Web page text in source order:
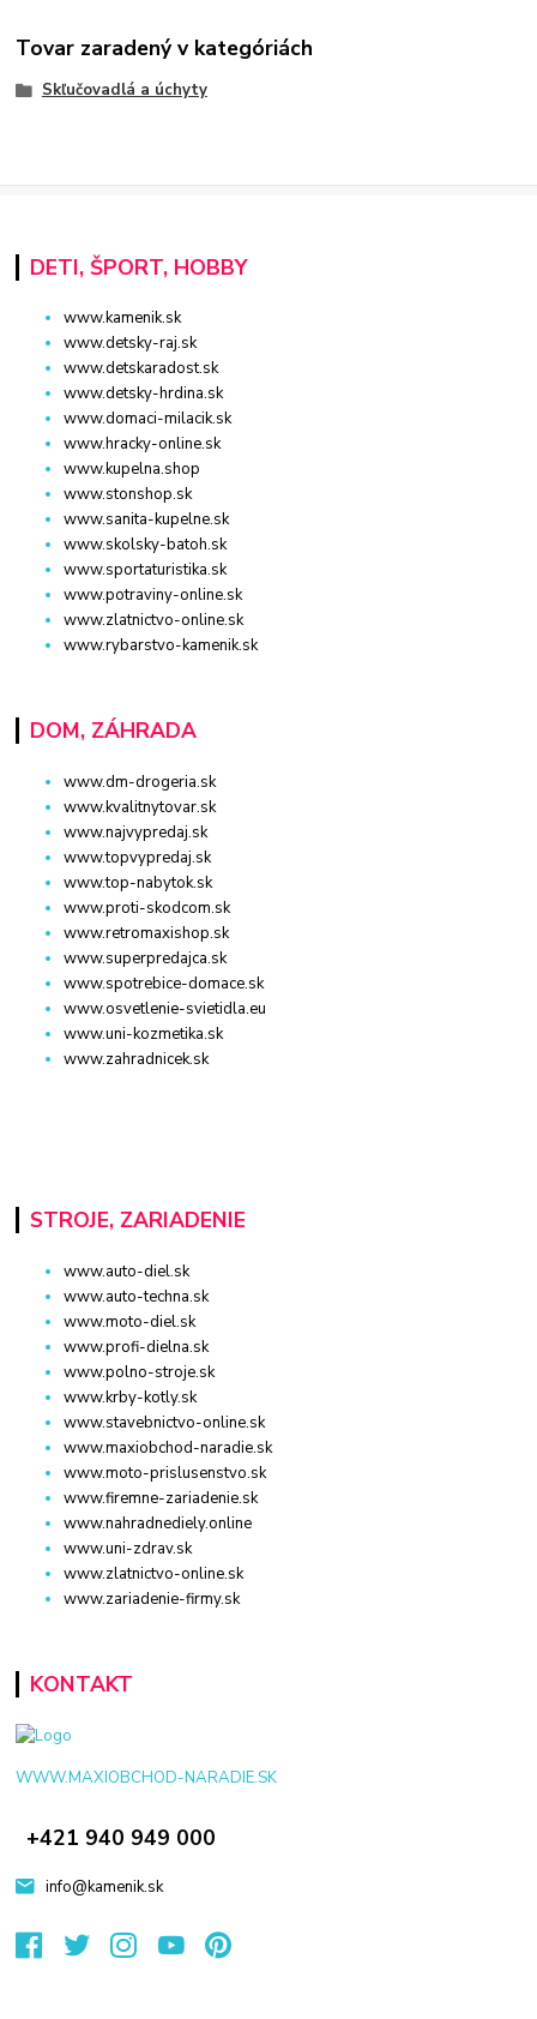
Tovar zaradený v kategóriách
Skľučovadlá a úchyty
DETI, ŠPORT, HOBBY
www.kamenik.sk
www.detsky-raj.sk
www.detskaradost.sk
www.detsky-hrdina.sk
www.domaci-milacik.sk
www.hracky-online.sk
www.kupelna.shop
www.stonshop.sk
www.sanita-kupelne.sk
www.skolsky-batoh.sk
www.sportaturistika.sk
www.potraviny-online.sk
www.zlatnictvo-online.sk
www.rybarstvo-kamenik.sk
DOM, ZÁHRADA
www.dm-drogeria.sk
www.kvalitnytovar.sk
www.najvypredaj.sk
www.topvypredaj.sk
www.top-nabytok.sk
www.proti-skodcom.sk
www.retromaxishop.sk
www.superpredajca.sk
www.spotrebice-domace.sk
www.osvetlenie-svietidla.eu
www.uni-kozmetika.sk
www.zahradnicek.sk
STROJE, ZARIADENIE
www.auto-diel.sk
www.auto-techna.sk
www.moto-diel.sk
www.profi-dielna.sk
www.polno-stroje.sk
www.krby-kotly.sk
www.stavebnictvo-online.sk
www.maxiobchod-naradie.sk
www.moto-prislusenstvo.sk
www.firemne-zariadenie.sk
www.nahradnediely.online
www.uni-zdrav.sk
www.zlatnictvo-online.sk
www.zariadenie-firmy.sk
KONTAKT
WWW.MAXIOBCHOD-NARADIE.SK
+421 940 949 000
info@kamenik.sk